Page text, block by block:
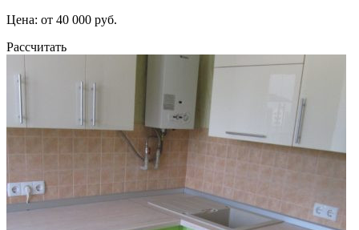
Цена: от 40 000 руб.
Рассчитать